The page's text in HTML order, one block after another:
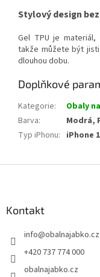
Stylový design
Gel TPU je
takže můžete být
dlouhou dobu.
Doplňkové
Kategorie:
Obaly
Barva:
Modrá,
Typ iPhonu: iPhone
Kontakt
info@obalnajabko.cz
+420 737 774 000
obalnajabko.cz